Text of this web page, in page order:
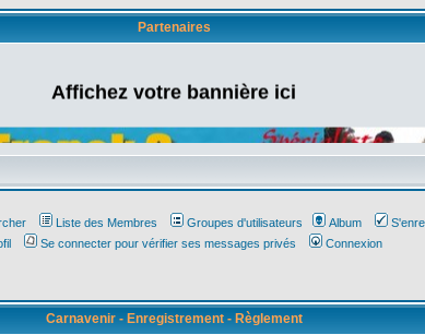
Partenaires
Affichez votre bannière ici
Liste des Membres Groupes d'utilisateurs Album
Se connecter pour vérifier ses messages privés Connexion
Carnavenir - Enregistrement - Règlement